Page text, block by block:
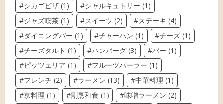
シカゴピザ (1) シャルキュトリー (1)
ジャズ喫茶 (1) スイーツ (2) ステーキ (4)
ダイニングバー (1) チャーハン (1) チーズ (1)
チーズタルト (1) ハンバーグ (3) バー (1)
ピッツェリア (1) フルーツパーラー (1)
フレンチ (2) ラーメン (13) 中華料理 (1)
京料理 (1) 割烹和食 (1) 味噌ラーメン (2)